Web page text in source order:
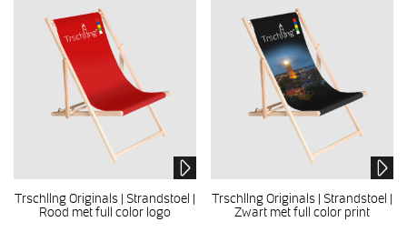
Trschllng Originals | Strandstoel |
Rood met full color logo
Trschllng Originals | Strandstoel |
Zwart met full color print